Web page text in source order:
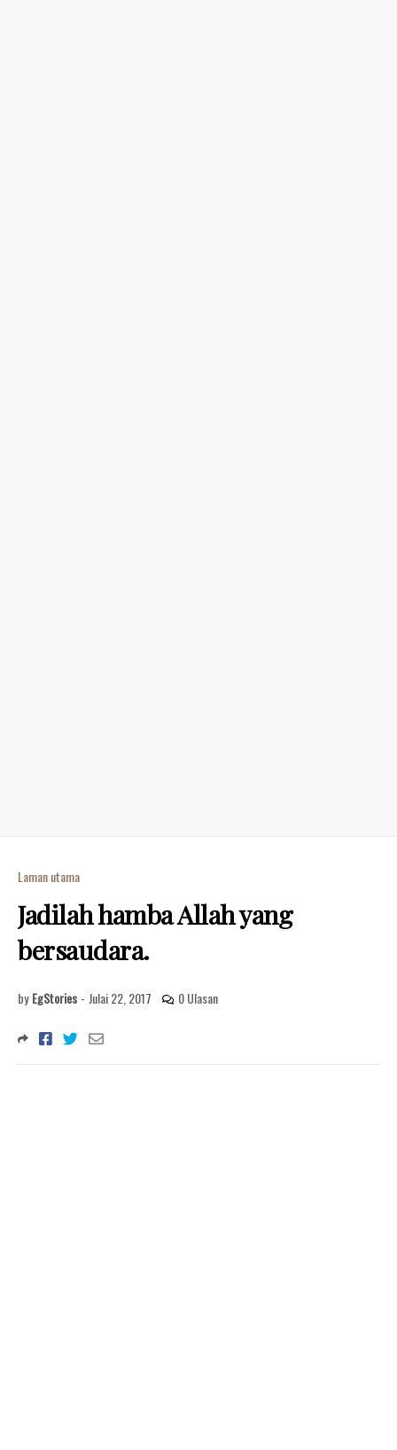
Laman utama
Jadilah hamba Allah yang
bersaudara.
by EgStories - Julai 22, 2017 0 Ulasan